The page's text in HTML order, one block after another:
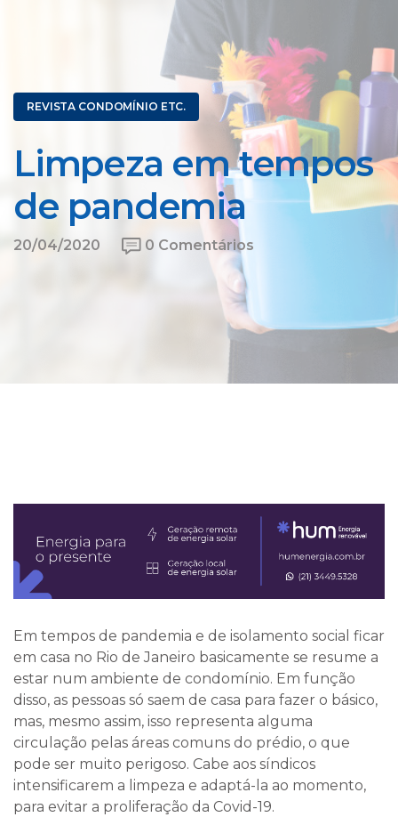
REVISTA CONDOMÍNIO ETC.
Limpeza em tempos
de pandemia
20/04/2020 0 Comentários
Em tempos de pandemia e de isolamento social ficar
em casa no Rio de Janeiro basicamente se resume a
estar num ambiente de condomínio. Em função
disso, as pessoas só saem de casa para fazer o básico,
mas, mesmo assim, isso representa alguma
circulação pelas áreas comuns do prédio, o que
pode ser muito perigoso. Cabe aos síndicos
intensificarem a limpeza e adaptá-la ao momento,
para evitar a proliferação da Covid-19.